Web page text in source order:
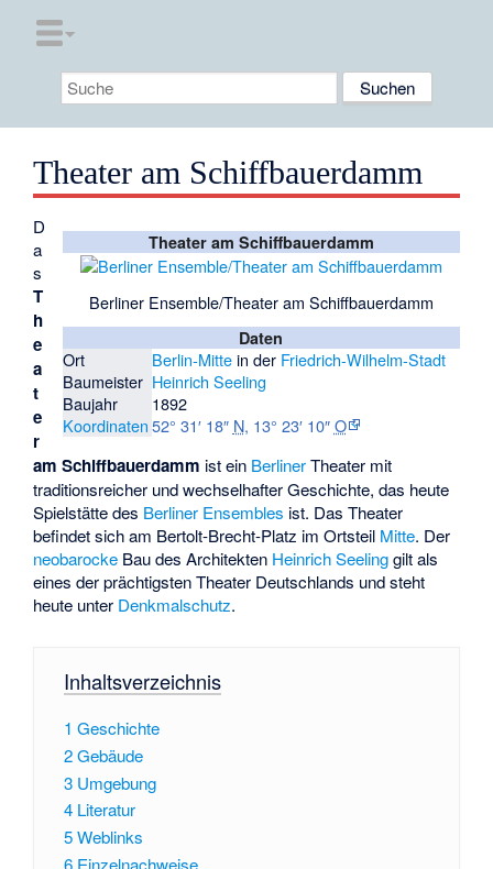
Theater am Schiffbauerdamm
Theater am Schiffbauerdamm
Berliner Ensemble/Theater am Schiffbauerdamm
Daten
Ort Berlin-Mittein der Friedrich-Wilhelm-Stadt
Baumeister Heinrich Seeling
Baujahr
1892
Koordinaten52° 31′ 18″ N, 13° 23′ 10″O
D
a
s
T
h
e
a
t
e
r
am Schiffbauerdamm ist ein BerlinerTheater mit
traditionsreicher und wechselhafter Geschichte, das heute
Spielstätte des Berliner Ensembles ist. Das Theater
befindet sich am Bertolt-Brecht-Platz im Ortsteil Mitte. Der
neobarocke Bau des Architekten Heinrich Seelinggilt als
eines der prächtigsten Theater Deutschlands und steht
heute unter Denkmalschutz.
Inhaltsverzeichnis
1 Geschichte
2Gebäude
3 Umgebung
4 Literatur
5Weblinks
6 Einzelnachweise